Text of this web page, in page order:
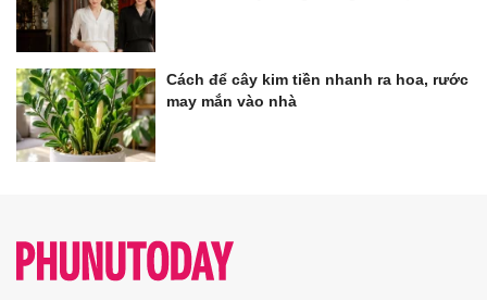
Cách để cây kim tiền nhanh ra hoa, rước
may mắn vào nhà